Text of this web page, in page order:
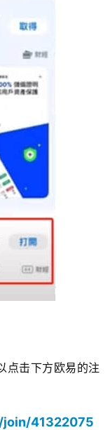
点击下方欧易的注
41322075